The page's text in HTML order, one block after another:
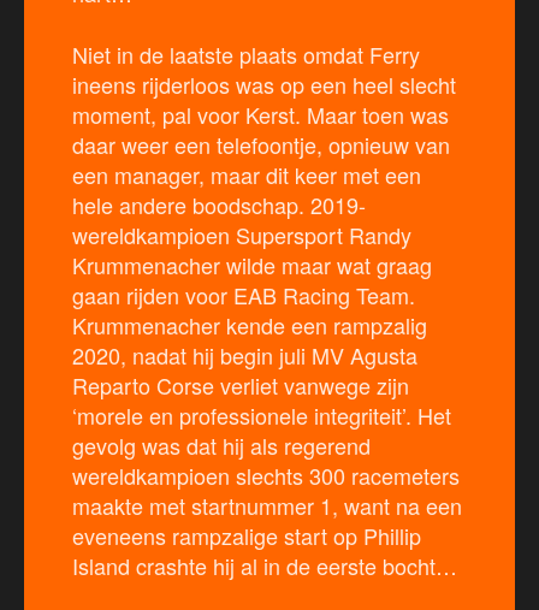
Niet in de laatste plaats omdat Ferry
ineens rijderloos was op een heel slecht
moment, pal voor Kerst. Maar toen was
daar weer een telefoontje, opnieuw van
een manager, maar dit keer met een
hele andere boodschap. 2019-
wereldkampioen Supersport Randy
Krummenacher wilde maar wat graag
gaan rijden voor EAB Racing Team.
Krummenacher kende een rampzalig
2020, nadat hij begin juli MV Agusta
Reparto Corse verliet vanwege zijn
‘morele en professionele integriteit’. Het
gevolg was dat hij als regerend
wereldkampioen slechts 300 racemeters
maakte met startnummer 1, want na een
eveneens rampzalige start op Phillip
Island crashte hij al in de eerste bocht…